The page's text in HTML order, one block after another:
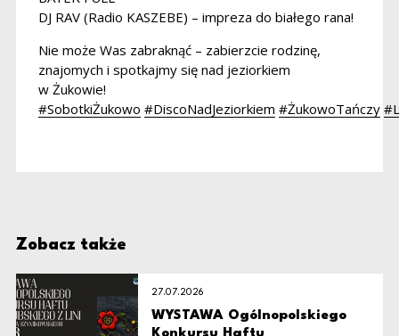
DJ RAV (Radio KASZEBE) – impreza do białego rana!
Nie może Was zabraknąć – zabierzcie rodzinę,
znajomych i spotkajmy się nad jeziorkiem
w Żukowie!
#SobotkiŻukowo #DiscoNadJeziorkiem #ŻukowoTańczy
Zobacz także
27.07.2026
WYSTAWA Ogólnopolskiego
Konkursu Haftu